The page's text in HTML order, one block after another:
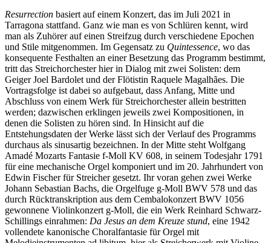
Resurrection basiert auf einem Konzert, das im Juli 2021 in
Tarragona stattfand. Ganz wie man es von Schlüren kennt, wird
man als Zuhörer auf einen Streifzug durch verschiedene Epochen
und Stile mitgenommen. Im Gegensatz zu Quintessence, wo das
konsequente Festhalten an einer Besetzung das Programm bestimmt,
tritt das Streichorchester hier in Dialog mit zwei Solisten: dem
Geiger Joel Bardolet und der Flötistin Raquele Magalhães. Die
Vortragsfolge ist dabei so aufgebaut, dass Anfang, Mitte und
Abschluss von einem Werk für Streichorchester allein bestritten
werden; dazwischen erklingen jeweils zwei Kompositionen, in
denen die Solisten zu hören sind. In Hinsicht auf die
Entstehungsdaten der Werke lässt sich der Verlauf des Programms
durchaus als sinusartig bezeichnen. In der Mitte steht Wolfgang
Amadé Mozarts Fantasie f-Moll KV 608, in seinem Todesjahr 1791
für eine mechanische Orgel komponiert und im 20. Jahrhundert von
Edwin Fischer für Streicher gesetzt. Ihr voran gehen zwei Werke
Johann Sebastian Bachs, die Orgelfuge g-Moll BWV 578 und das
durch Rücktranskription aus dem Cembalokonzert BWV 1056
gewonnene Violinkonzert g-Moll, die ein Werk Reinhard Schwarz-
Schillings einrahmen: Da Jesus an dem Kreuze stund, eine 1942
vollendete kanonische Choralfantasie für Orgel mit